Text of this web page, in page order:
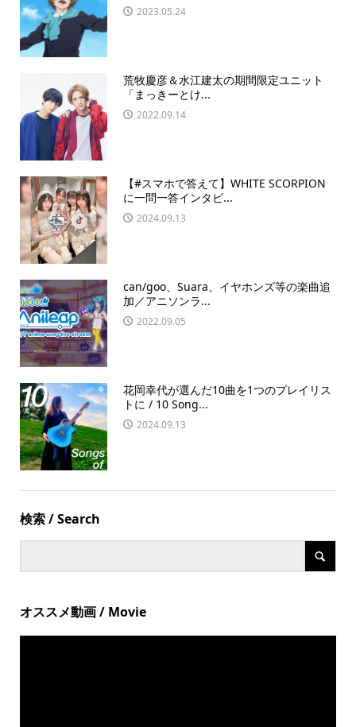
2023.05.24
荒牧慶彦＆水江建太の期間限定ユニット
「まっきーとけ...
2022.09.14
【#スマホで答えて】WHITE SCORPION
に一問一答インタビ...
2024.09.13
can/goo、Suara、イヤホンズ等の楽曲追
加／アニソンラ...
2022.09.05
花岡幸代が選んだ10曲を1つのプレイリス
トに / 10 Song...
2024.09.13
検索 / Search
オススメ動画 / Movie